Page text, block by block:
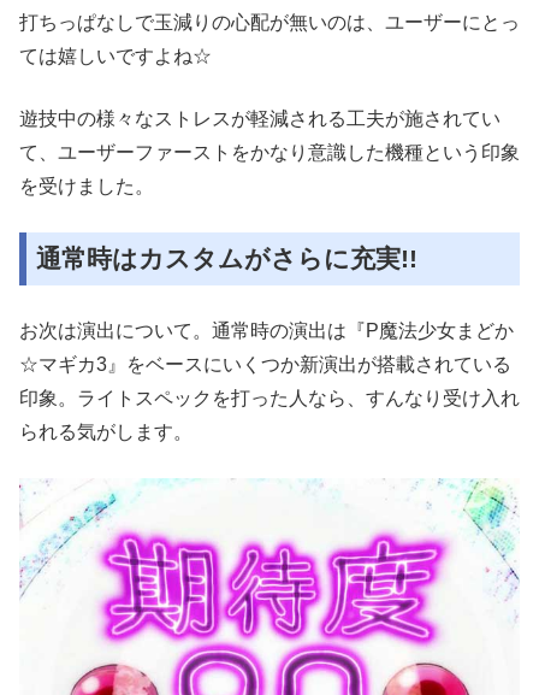
打ちっぱなしで玉減りの心配が無いのは、ユーザーにとっ
ては嬉しいですよね☆
遊技中の様々なストレスが軽減される工夫が施されてい
て、ユーザーファーストをかなり意識した機種という印象
を受けました。
通常時はカスタムがさらに充実!!
お次は演出について。通常時の演出は『P魔法少女まどか
☆マギカ3』をベースにいくつか新演出が搭載されている
印象。ライトスペックを打った人なら、すんなり受け入れ
られる気がします。